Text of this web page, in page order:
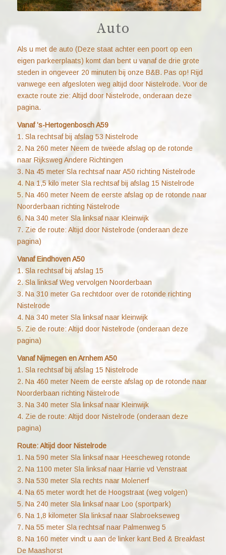
Auto
Als u met de auto (Deze staat achter een poort op een
eigen parkeerplaats) komt dan bent u vanaf de drie grote
steden in ongeveer 20 minuten bij onze B&B. Pas op! Rijd
vanwege een afgesloten weg altijd door Nistelrode. Voor de
exacte route zie: Altijd door Nistelrode, onderaan deze
pagina.
Vanaf ’s-Hertogenbosch A59
1. Sla rechtsaf bij afslag 53 Nistelrode
2. Na 260 meter Neem de tweede afslag op de rotonde
naar Rijksweg Andere Richtingen
3. Na 45 meter Sla rechtsaf naar A50 richting Nistelrode
4. Na 1,5 kilo meter Sla rechtsaf bij afslag 15 Nistelrode
5. Na 460 meter Neem de eerste afslag op de rotonde naar
Noorderbaan richting Nistelrode
6. Na 340 meter Sla linksaf naar Kleinwijk
7. Zie de route: Altijd door Nistelrode (onderaan deze
pagina)
Vanaf Eindhoven A50
1. Sla rechtsaf bij afslag 15
2. Sla linksaf Weg vervolgen Noorderbaan
3. Na 310 meter Ga rechtdoor over de rotonde richting
Nistelrode
4. Na 340 meter Sla linksaf naar kleinwijk
5. Zie de route: Altijd door Nistelrode (onderaan deze
pagina)
Vanaf Nijmegen en Arnhem A50
1. Sla rechtsaf bij afslag 15 Nistelrode
2. Na 460 meter Neem de eerste afslag op de rotonde naar
Noorderbaan richting Nistelrode
3. Na 340 meter Sla linksaf naar Kleinwijk
4. Zie de route: Altijd door Nistelrode (onderaan deze
pagina)
Route: Altijd door Nistelrode
1. Na 590 meter Sla linksaf naar Heescheweg rotonde
2. Na 1100 meter Sla linksaf naar Harrie vd Venstraat
3. Na 530 meter Sla rechts naar Molenerf
4. Na 65 meter wordt het de Hoogstraat (weg volgen)
5. Na 240 meter Sla linksaf naar Loo (sportpark)
6. Na 1,8 kilometer Sla linksaf naar Slabroekseweg
7. Na 55 meter Sla rechtsaf naar Palmenweg 5
8. Na 160 meter vindt u aan de linker kant Bed & Breakfast
De Maashorst